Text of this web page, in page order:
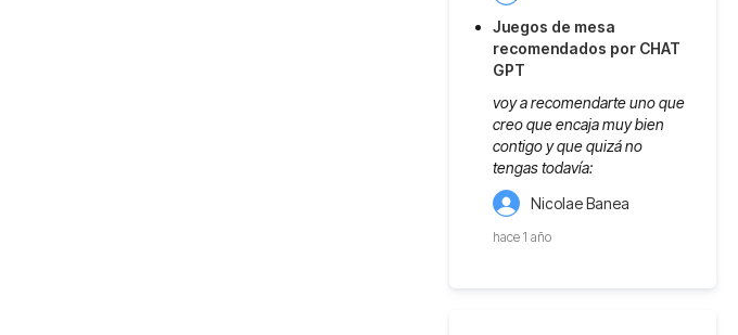
Juegos de mesa
recomendados por CHAT
GPT
voy a recomendarte uno que
creo que encaja muy bien
contigo y que quizá no
tengas todavía:
Nicolae Banea
hace 1 año